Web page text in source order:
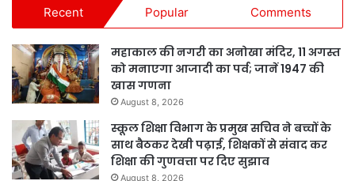
Recent Popular Comments
महाकाल की नगरी का अनोखा मंदिर, 11 अगस्त
को मनाएगा आजादी का पर्व; जानें 1947 की
खास गणना
August 8, 2026
स्कूल शिक्षा विभाग के प्रमुख सचिव ने बच्चों के
साथ बैठकर देखी पढ़ाई, शिक्षकों से संवाद कर
शिक्षा की गुणवत्ता पर दिए सुझाव
August 8, 2026